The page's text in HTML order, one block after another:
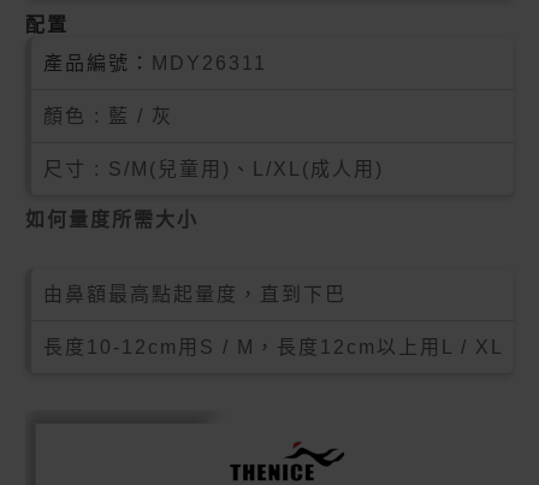
配置
產品編號：
MDY26311
顏色 : 藍 / 灰
尺寸 : S/M(兒童用)、L/XL(成人用)
如何量度所需大小
由鼻額最高點起量度，直到下巴
長度10-12cm用S / M，長度12cm以上用L / XL